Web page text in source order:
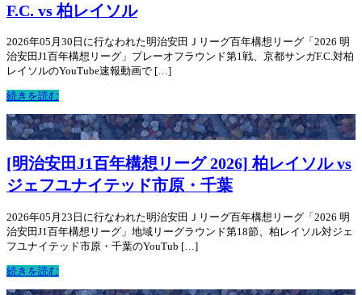
F.C. vs 柏レイソル
2026年05月30日に行なわれた明治安田Ｊリーグ百年構想リーグ「2026 明
治安田J1百年構想リーグ」プレーオフラウンド第1戦、京都サンガF.C.対柏
レイソルのYouTube速報動画で […]
続きを読む
[明治安田J1百年構想リーグ 2026] 柏レイソル vs
ジェフユナイテッド市原・千葉
2026年05月23日に行なわれた明治安田Ｊリーグ百年構想リーグ「2026 明
治安田J1百年構想リーグ」地域リーグラウンド第18節、柏レイソル対ジェ
フユナイテッド市原・千葉のYouTub […]
続きを読む